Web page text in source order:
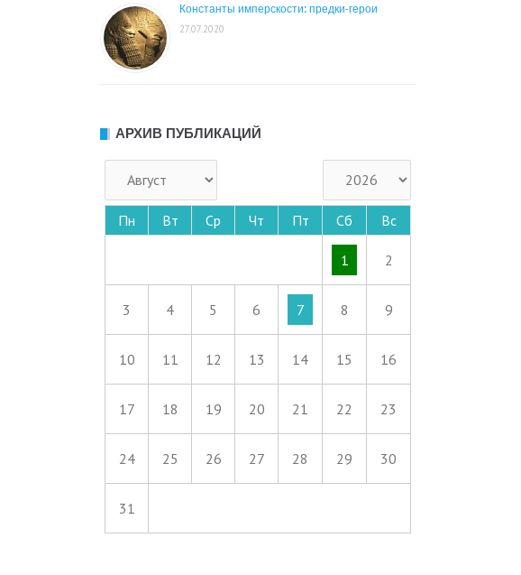
Константы имперскости: предки-герои
27.07.2020
АРХИВ ПУБЛИКАЦИЙ
Пн Вт Ср Чт Пт Сб Вс
1 2
3 4 5 6 7 8 9
10 11 12 13 14 15 16
17 18 19 20 21 22 23
24 25 26 27 28 29 30
31